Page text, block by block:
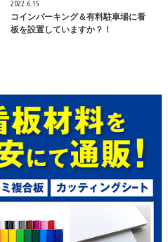
2022.6.15
コインパーキング＆有料駐車場に看
板を設置していますか？！